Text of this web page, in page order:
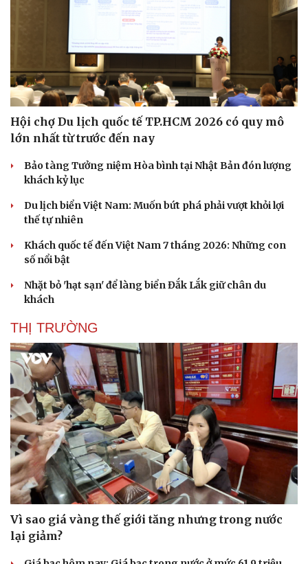
Sân khấu - Điện ảnh
Văn học
Âm nhạc
Di sản
Nghệ sĩ
Sao Việt
Hội chợ Du lịch quốc tế TP.HCM 2026 có quy mô
lớn nhất từ trước đến nay
Bảo tàng Tưởng niệm Hòa bình tại Nhật Bản đón lượng
khách kỷ lục
Du lịch biển Việt Nam: Muốn bứt phá phải vượt khỏi lợi
thế tự nhiên
Khách quốc tế đến Việt Nam 7 tháng 2026: Những con
số nổi bật
Nhặt bỏ 'hạt sạn' để làng biển Đắk Lắk giữ chân du
khách
THỊ TRƯỜNG
Vì sao giá vàng thế giới tăng nhưng trong nước
lại giảm?